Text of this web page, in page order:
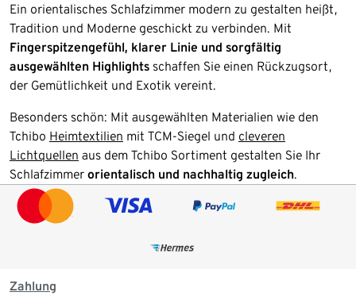
Ein orientalisches Schlafzimmer modern zu gestalten heißt,
Tradition und Moderne geschickt zu verbinden. Mit
Fingerspitzengefühl, klarer Linie und sorgfältig
ausgewählten Highlights schaffen Sie einen Rückzugsort,
der Gemütlichkeit und Exotik vereint.
Besonders schön: Mit ausgewählten Materialien wie den
Tchibo Heimtextilien mit TCM-Siegel und cleveren
Lichtquellen aus dem Tchibo Sortiment gestalten Sie Ihr
Schlafzimmer orientalisch und nachhaltig zugleich.
Zahlung